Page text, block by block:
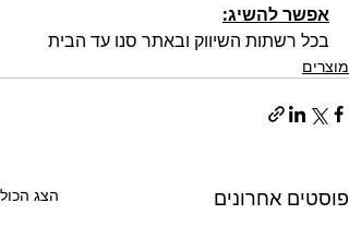
אפשר להשיג:
בכל רשתות השיווק ובאתר סנו עד הבית
מוצרים
פוסטים אחרונים הצג הכול